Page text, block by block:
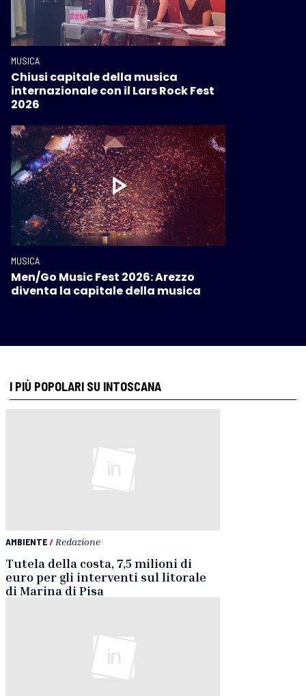
MUSICA
Chiusi capitale della musica
internazionale con il Lars Rock Fest
2026
MUSICA
Men/Go Music Fest 2026: Arezzo
diventa la capitale della musica
I PIÙ POPOLARI SU INTOSCANA
AMBIENTE/ Redazione
Tutela della costa, 7,5 milioni di
euro per gli interventi sul litorale
di Marina di Pisa